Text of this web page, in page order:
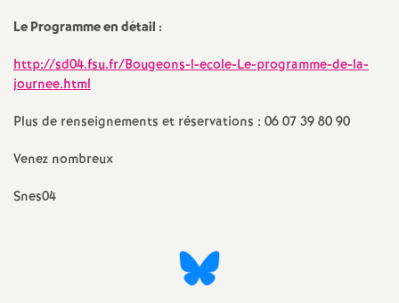
c
Le Programme en détail :
http://sd04.fsu.fr/Bougeons-l-ecole-Le-programme-de-la-
journee.html
Plus de renseignements et réservations : 06 07 39 80 90
Venez nombreux
Snes04